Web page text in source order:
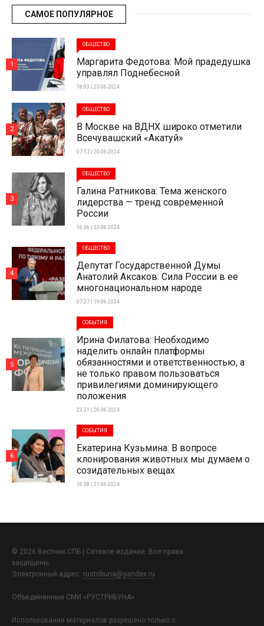
САМОЕ ПОПУЛЯРНОЕ
ОБЩЕСТВО
Маргарита Федотова: Мой прадедушка
управлял Поднебесной
18:03 | 23-06-2024
1
ОБЩЕСТВО
В Москве на ВДНХ широко отметили
Всечувашский «Акатуй»
07:17 | 20-06-2024
2
ОБЩЕСТВО
Галина Ратникова: Тема женского
лидерства — тренд современной
России
16:36 | 23-06-2024
3
ОБЩЕСТВО
Депутат Государственной Думы
Анатолий Аксаков: Сила России в ее
многонациональном народе
07:27 | 19-06-2024
4
СОБЫТИЯ
Ирина Филатова: Необходимо
наделить онлайн платформы
обязанностями и ответственностью, а
не только правом пользоваться
привилегиями доминирующего
положения
23:31 | 26-06-2024
5
СОБЫТИЯ
Екатерина Кузьмина: В вопросе
клонирования животных мы думаем о
созидательных вещах
16:38 | 21-06-2024
6
© 2026 Вестник СПБ | Сетевое издание. Все права
защищены.
Электронный адрес: rustribuna@yandex.ru
Объединенные СМИ «РУСТРИБУНА»
Использование материалов разрешено только с